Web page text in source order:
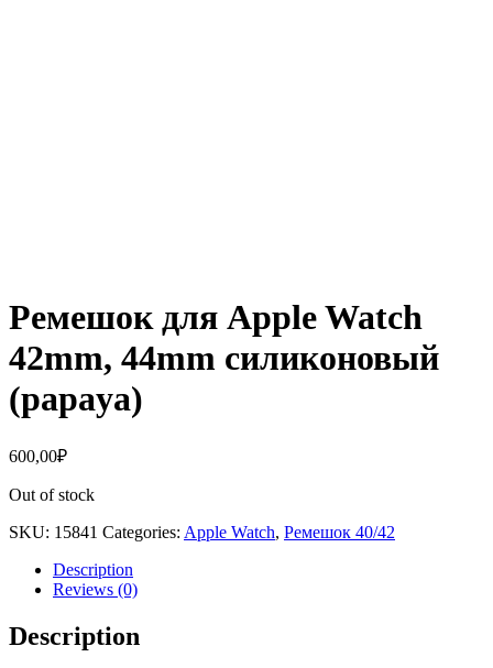
Ремешок для Apple Watch
42mm, 44mm силиконовый
(papaya)
600,00₽
Out of stock
SKU: 15841 Categories: Apple Watch, Ремешок 40/42
Description
Reviews (0)
Description